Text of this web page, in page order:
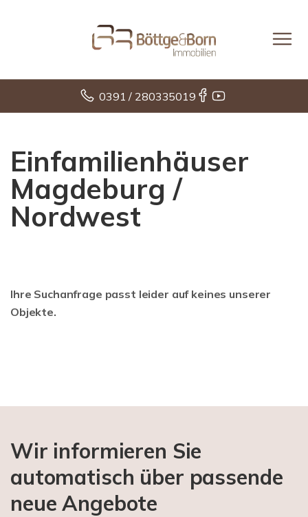
0391 / 280335019
Einfamilienhäuser
Magdeburg /
Nordwest
Ihre Suchanfrage passt leider auf keines unserer
Objekte.
Wir informieren Sie
automatisch über passende
neue Angebote